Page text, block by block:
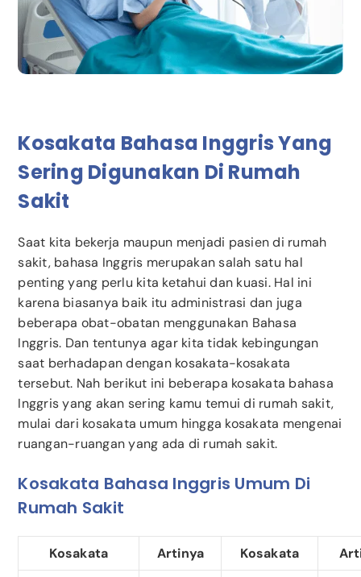
Kosakata Bahasa Inggris Yang
Sering Digunakan Di Rumah
Sakit
Saat kita bekerja maupun menjadi pasien di rumah
sakit, bahasa Inggris merupakan salah satu hal
penting yang perlu kita ketahui dan kuasi. Hal ini
karena biasanya baik itu administrasi dan juga
beberapa obat-obatan menggunakan Bahasa
Inggris. Dan tentunya agar kita tidak kebingungan
saat berhadapan dengan kosakata-kosakata
tersebut. Nah berikut ini beberapa kosakata bahasa
Inggris yang akan sering kamu temui di rumah sakit,
mulai dari kosakata umum hingga kosakata mengenai
ruangan-ruangan yang ada di rumah sakit.
Kosakata Bahasa Inggris Umum Di
Rumah Sakit
Kosakata Artinya Kosakata